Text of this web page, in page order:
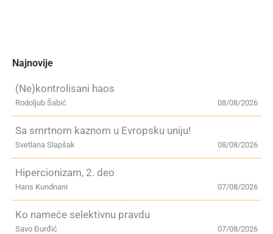
Najnovije
(Ne)kontrolisani haos
08/08/2026
Rodoljub Šabić
Sa smrtnom kaznom u Evropsku uniju!
08/08/2026
Svetlana Slapšak
Hipercionizam, 2. deo
07/08/2026
Hans Kundnani
Ko nameće selektivnu pravdu
07/08/2026
Savo Đurđić